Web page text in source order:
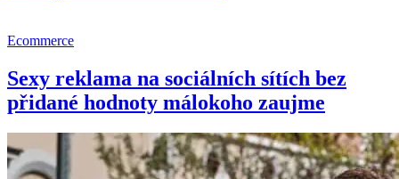
Ecommerce
Sexy reklama na sociálních sítích bez
přidané hodnoty málokoho zaujme